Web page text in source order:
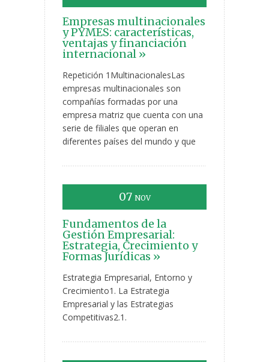
Empresas multinacionales
y PYMES: características,
ventajas y financiación
internacional »
Repetición 1MultinacionalesLas
empresas multinacionales son
compañías formadas por una
empresa matriz que cuenta con una
serie de filiales que operan en
diferentes países del mundo y que
07 NOV
Fundamentos de la
Gestión Empresarial:
Estrategia, Crecimiento y
Formas Jurídicas »
Estrategia Empresarial, Entorno y
Crecimiento1. La Estrategia
Empresarial y las Estrategias
Competitivas2.1.